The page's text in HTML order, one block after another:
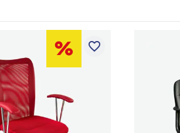
favorite_border